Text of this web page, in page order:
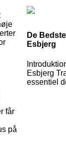
får
på
De
Esbjerg
Esbjerg
essentiel